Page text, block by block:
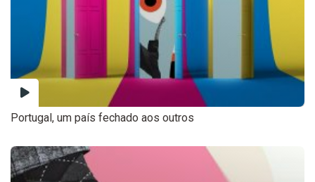
Portugal, um país fechado aos outros